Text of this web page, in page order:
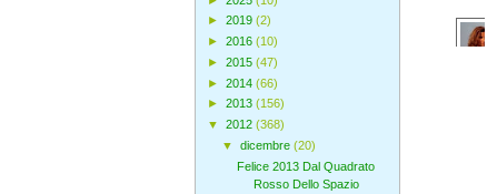
► 2019 (2)
► 2016 (10)
► 2015 (47)
► 2014 (66)
► 2013 (156)
▼ 2012 (368)
▼ dicembre (20)
Felice 2013 Dal Quadrato
Rosso Dello Spazio